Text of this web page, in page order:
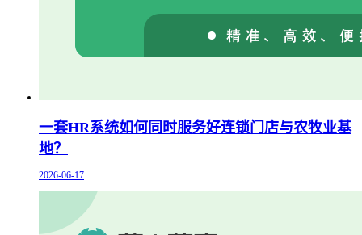
一套HR系统如何同时服务好连锁门店与农牧业基
地？
2026-06-17